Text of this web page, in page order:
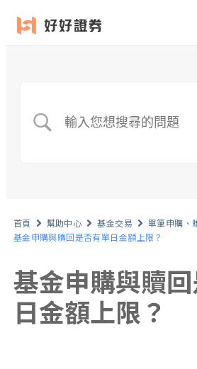
首頁 幫助中心 基金交易
單筆申購、
基金申購與贖回是否有單日金額上限？
基金申購與贖
日金額上限？